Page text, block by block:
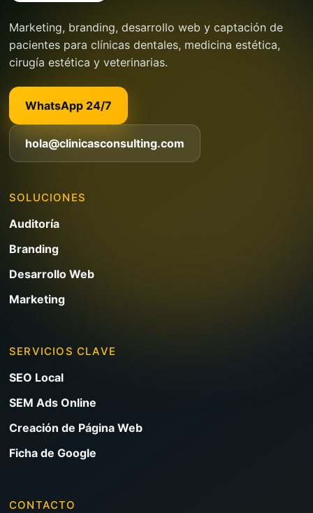
Marketing, branding, desarrollo web y captación de
pacientes para clínicas dentales, medicina estética,
cirugía estética y veterinarias.
WhatsApp 24/7
hola@clinicasconsulting.com
SOLUCIONES
Auditoría
Branding
Desarrollo Web
Marketing
SERVICIOS CLAVE
SEO Local
SEM Ads Online
Creación de Página Web
Ficha de Google
CONTACTO